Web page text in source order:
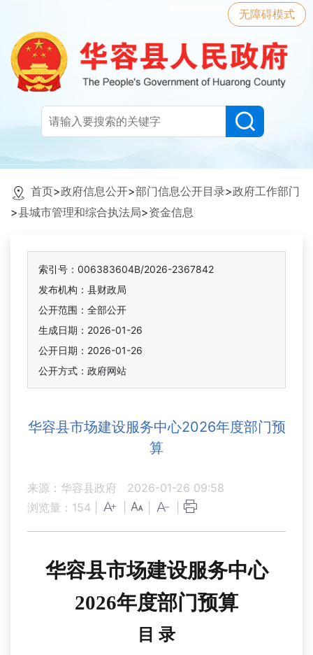
无障碍模式
首页>政府信息公开>部门信息公开目录>政府工作部门
>县城市管理和综合执法局>资金信息
索引号：006383604B/2026-2367842
发布机构：县财政局
公开范围：全部公开
生成日期：2026-01-26
公开日期：2026-01-26
公开方式：政府网站
华容县市场建设服务中心2026年度部门预
算
来源：华容县政府
2026-01-26 09:58
浏览量： 154
华容县市场建设服务中心
2026年度部门预算
目 录